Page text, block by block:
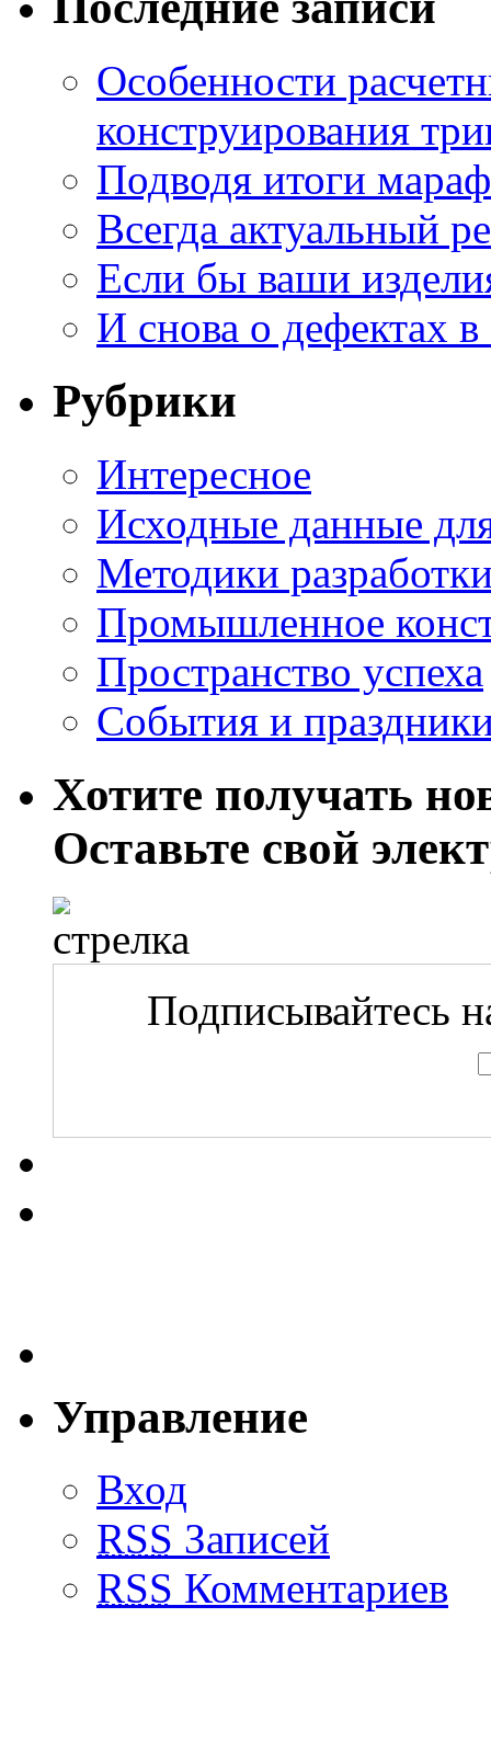
Особенности
конструирования
Подводя итоги
Всегда актуальный
Если бы ваши
И снова о дефектах
Рубрики
Интересное
Исходные данные
Методики
Промышленное
Пространство успеха
События и
Хотите получать
Оставьте свой
Подписывайтесь
Управление
Вход
RSS Записей
RSS Комментариев